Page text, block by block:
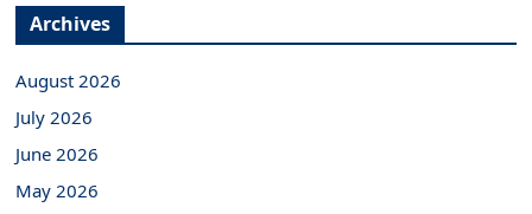
Archives
August 2026
July 2026
June 2026
May 2026